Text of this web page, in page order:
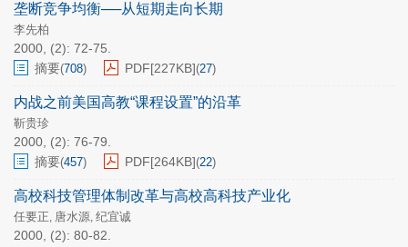
垄断竞争均衡──从短期走向长期
李先柏
2000, (2): 72-75.
摘要(708) PDF[227KB](27)
内战之前美国高教“课程设置”的沿革
靳贵珍
2000, (2): 76-79.
摘要(457) PDF[264KB](22)
高校科技管理体制改革与高校高科技产业化
任要正, 唐水源, 纪宜诚
2000, (2): 80-82.